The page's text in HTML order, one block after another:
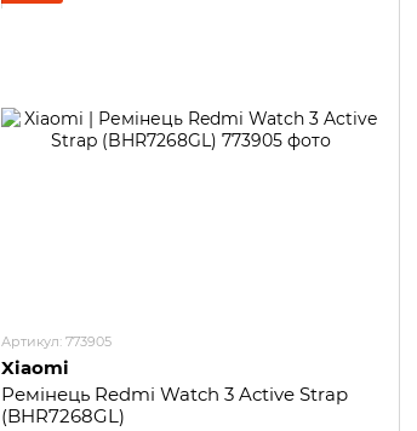
Артикул: 773905
Xiaomi
Ремінець Redmi Watch 3 Active Strap
(BHR7268GL)